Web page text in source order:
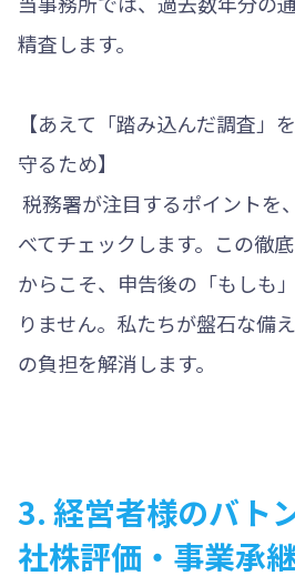
精査します。
【あえて「踏み込んだ調査」
守るため】
税務署が注目するポイントを
べてチェックします。この徹
からこそ、申告後の「もしも
りません。私たちが盤石な備
の負担を解消します。
3. 経営者様のバト
社株評価・事業承継